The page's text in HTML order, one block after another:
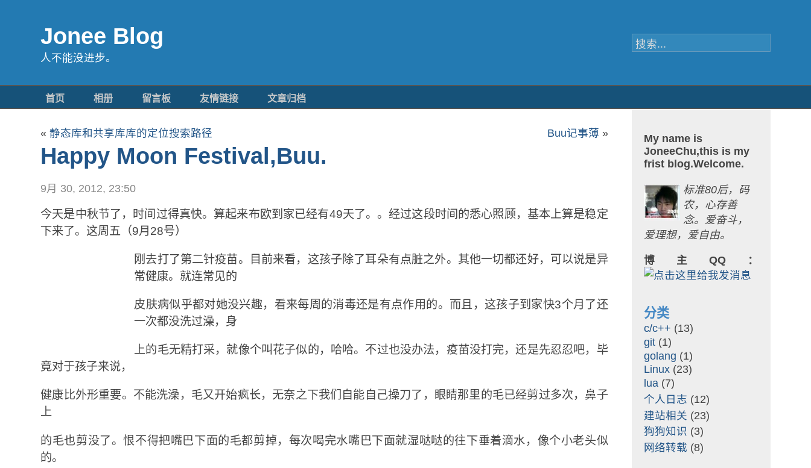
Jonee Blog
人不能没进步。
首页 相册 留言板 友情链接 文章归档
«静态库和共享库库的定位搜索路径 Buu记事薄 »
Happy Moon Festival,Buu.
9月 30, 2012, 23:50
今天是中秋节了，时间过得真快。算起来布欧到家已经有49天了。。经过这段时间的悉心照顾，基本上算是稳定
下来了。这周五（9月28号）
刚去打了第二针疫苗。目前来看，这孩子除了耳朵有点脏之外。其他一切都还好，可以说是异
常健康。就连常见的
皮肤病似乎都对她没兴趣，看来每周的消毒还是有点作用的。而且，这孩子到家快3个月了还
一次都没洗过澡，身
上的毛无精打采，就像个叫花子似的，哈哈。不过也没办法，疫苗没打完，还是先忍忍吧，毕
竟对于孩子来说，
健康比外形重要。不能洗澡，毛又开始疯长，无奈之下我们自能自己操刀了，眼睛那里的毛已经剪过多次，鼻子
上
的毛也剪没了。恨不得把嘴巴下面的毛都剪掉，每次喝完水嘴巴下面就湿哒哒的往下垂着滴水，像个小老头似
的。
My name is
JoneeChu,this is my
frist blog.Welcome.
标准80后，码
农，心存善
念。爱奋斗，
爱理想，爱自由。
博主QQ：
分类
c/c++ (13)
git(1)
golang (1)
Linux(23)
lua(7)
个人日志 (12)
建站相关 (23)
狗狗知识 (3)
网络转载 (8)